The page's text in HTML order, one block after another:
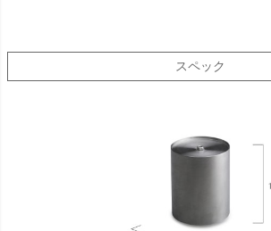
スペック